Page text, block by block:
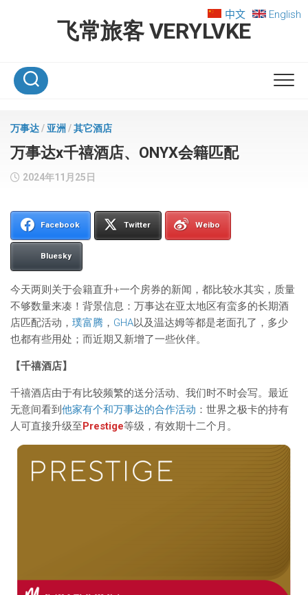
飞常旅客 VERYLVKE
中文 English
万事达/ 亚洲 /其它酒店
万事达x千禧酒店、ONYX会籍匹配
2024年11月25日
Facebook Twitter Weibo
Bluesky
今天两则关于会籍直升+一个房券的新闻，都比较水其实，质量
不够数量来凑！背景信息：万事达在亚太地区有蛮多的长期酒
店匹配活动， 璞富腾 ， GHA以及温达姆等都是老面孔了，多少
也都有些用处；而近期又新增了一些伙伴。
【千禧酒店】
千禧酒店由于有比较频繁的送分活动、我们时不时会写。最近
无意间看到 他家有个和万事达的合作活动 ：世界之极卡的持有
人可直接升级至Prestige等级，有效期十二个月。